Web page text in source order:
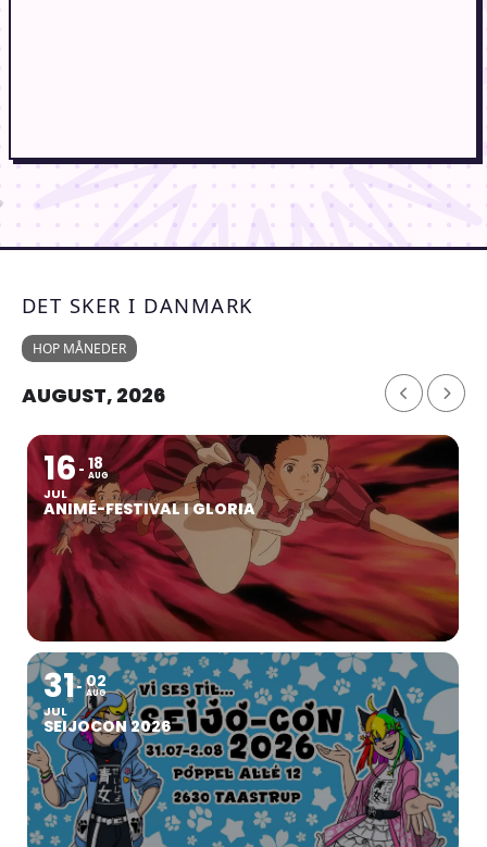
DET SKER I DANMARK
HOP MÅNEDER
AUGUST, 2026
16
JUL
18
AUG
ANIMÉ-FESTIVAL I GLORIA
31
JUL
02
AUG
SEIJOCON 2026